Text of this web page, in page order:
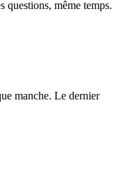
questions, même temps.
manche. Le dernier